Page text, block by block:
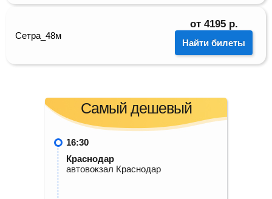
Сетра_48м
от 4195 р.
Найти билеты
Самый дешевый
16:30
Краснодар
автовокзал Краснодар